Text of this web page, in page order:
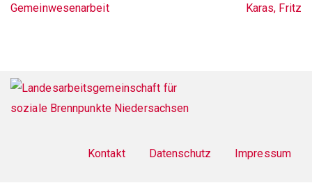
Gemeinwesenarbeit
Karas, Fritz
Footer
menu
Kontakt Datenschutz Impressum